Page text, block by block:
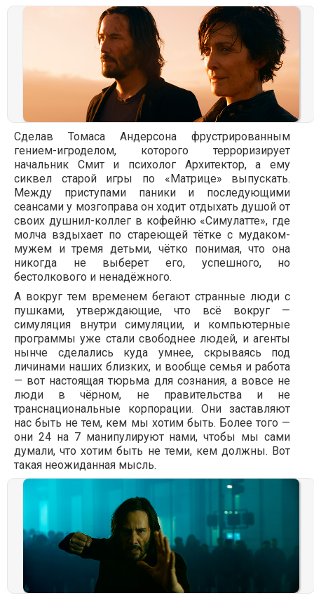
Сделав Томаса Андерсона фрустрированным
гением-игроделом, которого терроризирует
начальник Смит и психолог Архитектор, а ему
сиквел старой игры по «Матрице» выпускать.
Между приступами паники и последующими
сеансами у мозгоправа он ходит отдыхать душой от
своих душнил-коллег в кофейню «Симулатте», где
молча вздыхает по стареющей тётке с мудаком-
мужем и тремя детьми, чётко понимая, что она
никогда не выберет его, успешного, но
бестолкового и ненадёжного.
А вокруг тем временем бегают странные люди с
пушками, утверждающие, что всё вокруг —
симуляция внутри симуляции, и компьютерные
программы уже стали свободнее людей, и агенты
нынче сделались куда умнее, скрываясь под
личинами наших близких, и вообще семья и работа
— вот настоящая тюрьма для сознания, а вовсе не
люди в чёрном, не правительства и не
транснациональные корпорации. Они заставляют
нас быть не тем, кем мы хотим быть. Более того —
они 24 на 7 манипулируют нами, чтобы мы сами
думали, что хотим быть не теми, кем должны. Вот
такая неожиданная мысль.